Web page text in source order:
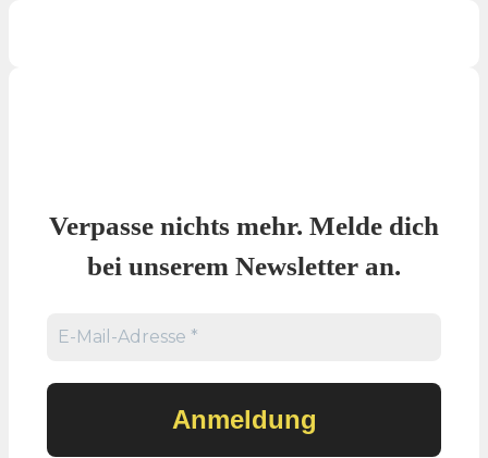
Verpasse nichts mehr. Melde dich
bei unserem Newsletter an.